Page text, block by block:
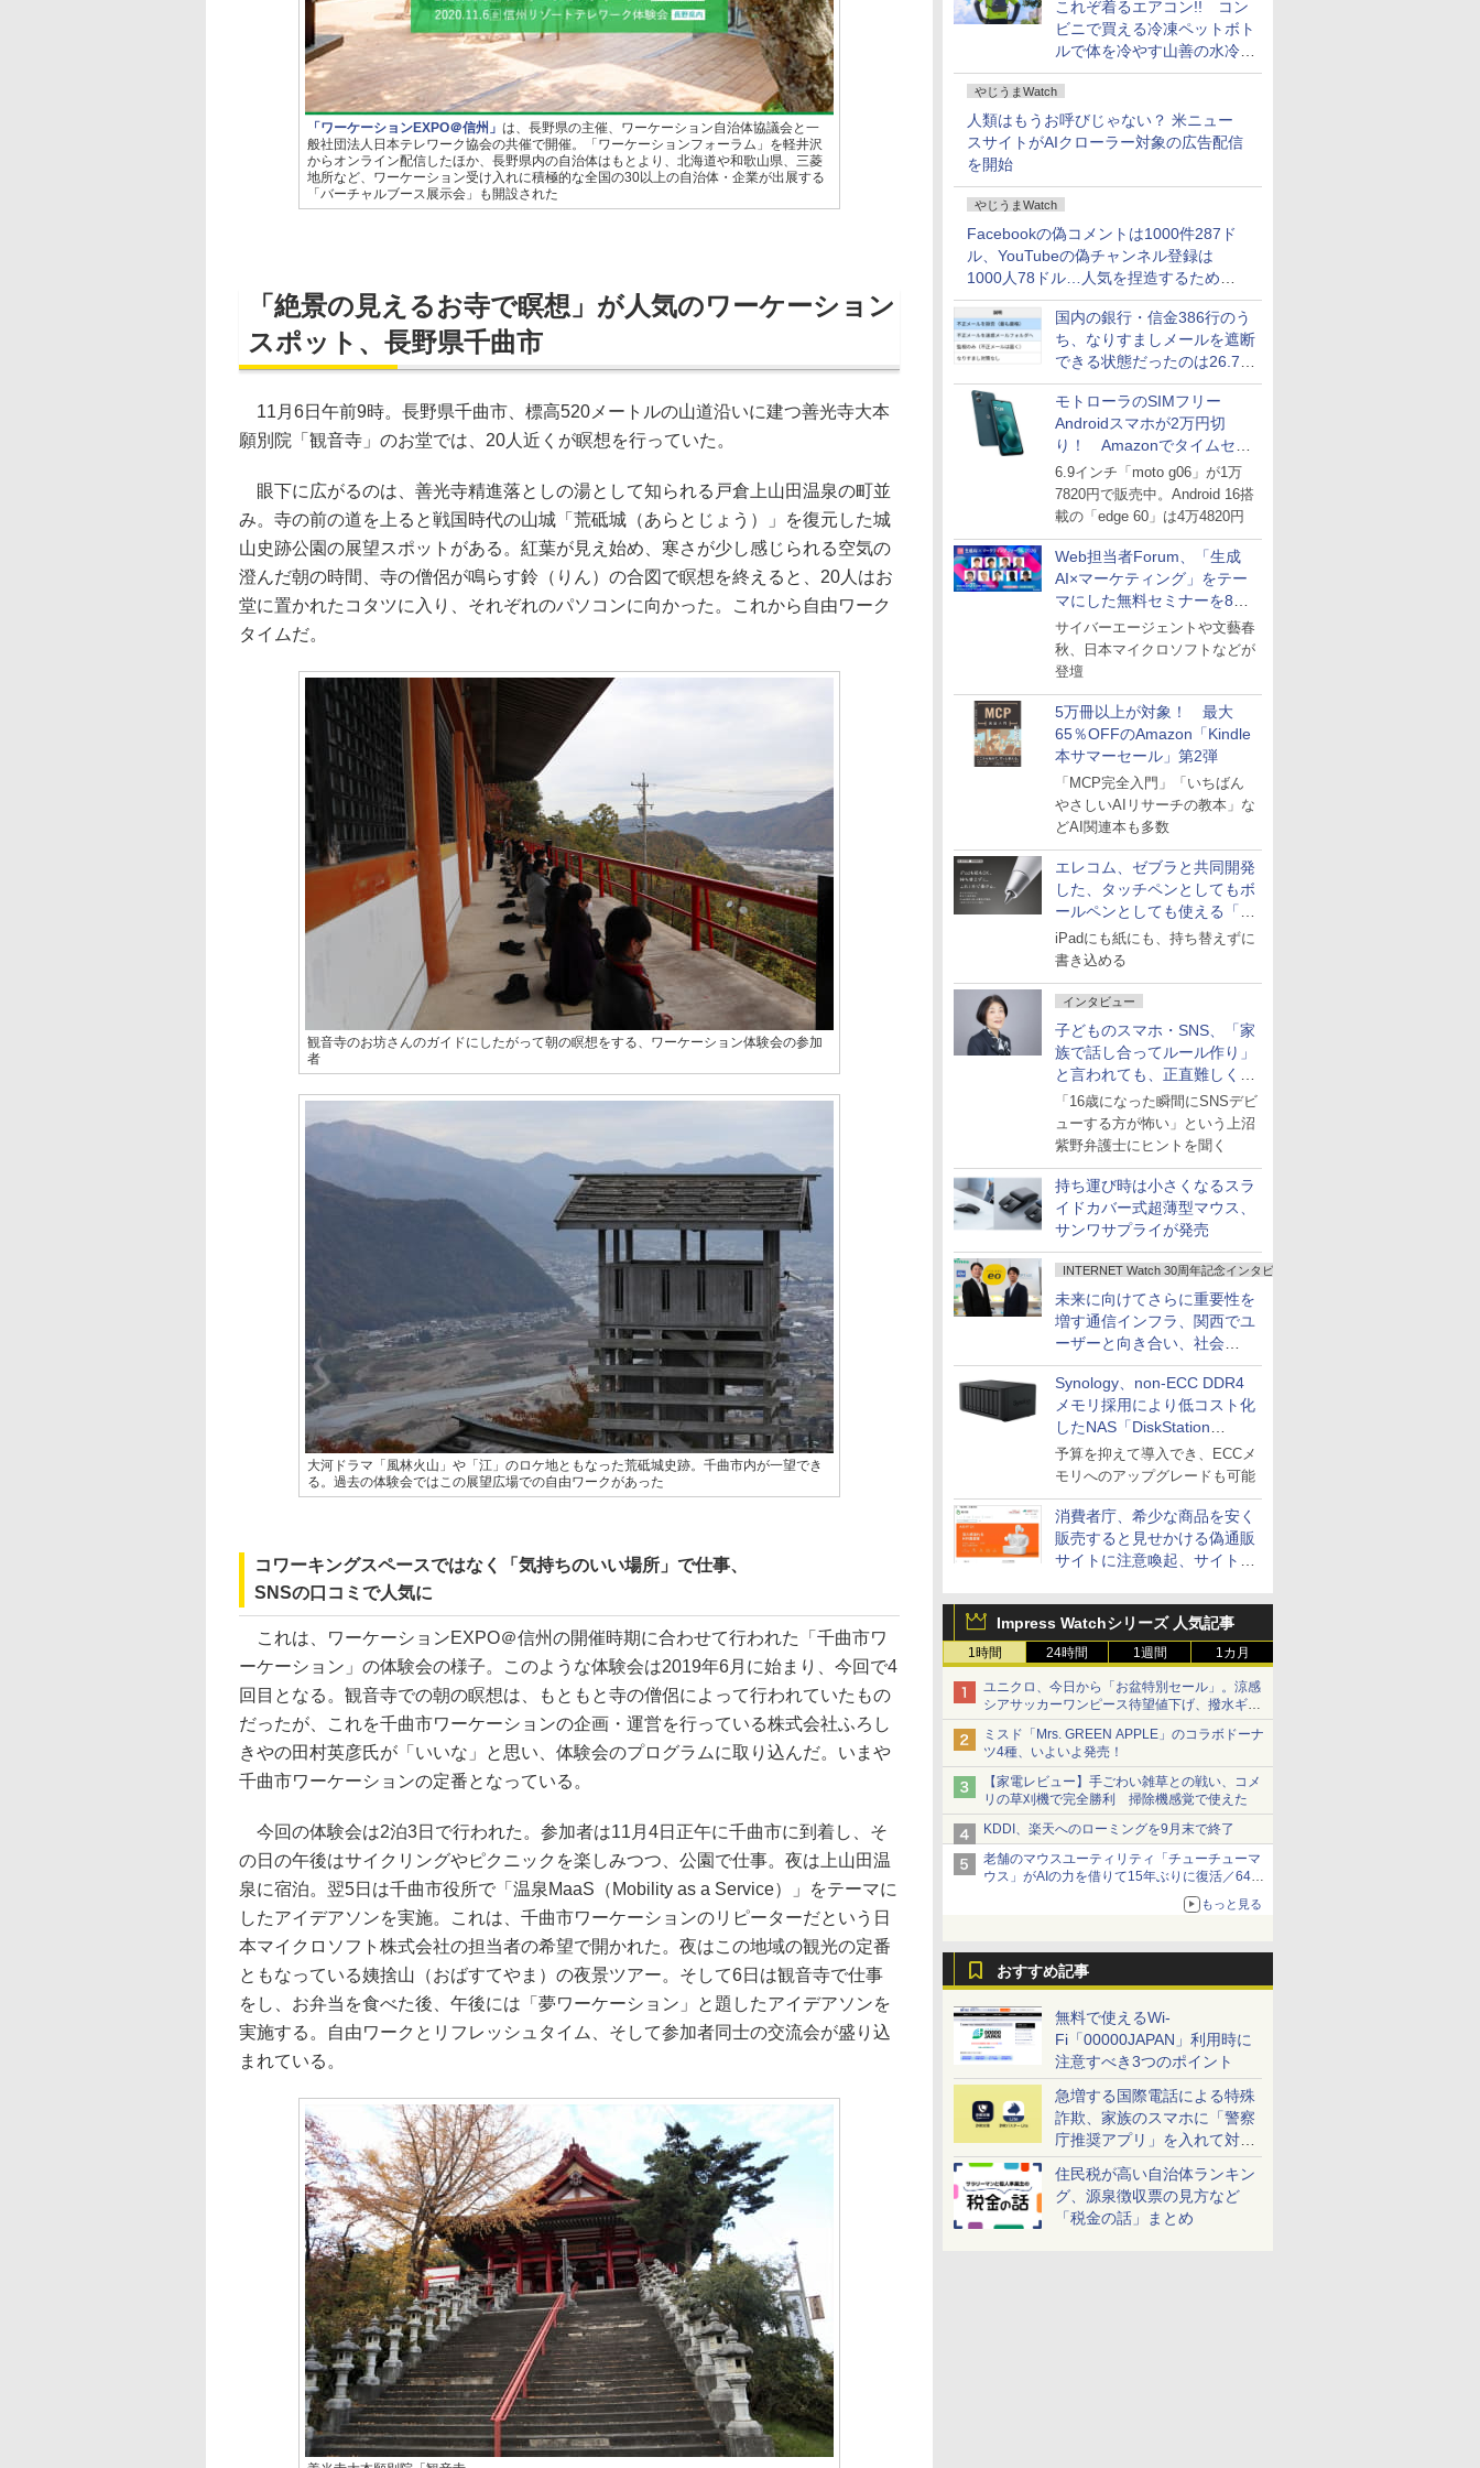
これぞ着るエアコン!! コン
ビニで買える冷凍ペットボト
ルで体を冷やす山善の水冷ベ
ストがロードバイクにちょう
どいい【ぼっち・ざ・ろー
ど！その14】
やじうまWatch
人類はもうお呼びじゃない？ 米ニュー
スサイトがAIクローラー対象の広告配信
を開始
やじうまWatch
Facebookの偽コメントは1000件287ド
ル、YouTubeの偽チャンネル登録は
1000人78ドル…人気を捏造するための
価格リストが公開中
国内の銀行・信金386行のう
ち、なりすましメールを遮断
できる状態だったのは26.7％
にとどまる～GMOブランド
セキュリティ調査
モトローラのSIMフリー
Androidスマホが2万円切
り！ Amazonでタイムセー
ル
6.9インチ「moto g06」が1万
7820円で販売中。Android 16搭
載の「edge 60」は4万4820円
Web担当者Forum、「生成
AI×マーケティング」をテー
マにした無料セミナーを8月
27日にオンライン開催
サイバーエージェントや文藝春
秋、日本マイクロソフトなどが
登壇
5万冊以上が対象！ 最大
65％OFFのAmazon「Kindle
本サマーセール」第2弾
「MCP完全入門」「いちばん
やさしいAIリサーチの教本」な
どAI関連本も多数
エレコム、ゼブラと共同開発
した、タッチペンとしてもボ
ールペンとしても使える「ス
タイラスツーウェイ」発売
iPadにも紙にも、持ち替えずに
書き込める
インタビュー
子どものスマホ・SNS、「家
族で話し合ってルール作り」
と言われても、正直難しくな
いですか？
「16歳になった瞬間にSNSデビ
ューする方が怖い」という上沼
紫野弁護士にヒントを聞く
持ち運び時は小さくなるスラ
イドカバー式超薄型マウス、
サンワサプライが発売
INTERNET Watch 30周年記念インタビュー
未来に向けてさらに重要性を
増す通信インフラ、関西でユ
ーザーと向き合い、社会
の“あたらしい”を起動し続け
る～オプテージ
Synology、non-ECC DDR4
メモリ採用により低コスト化
したNAS「DiskStation
neo+」シリーズ
予算を抑えて導入でき、ECCメ
モリへのアップグレードも可能
消費者庁、希少な商品を安く
販売すると見せかける偽通販
サイトに注意喚起、サイト名
Impress Watchシリーズ 人気記事
1時間 24時間 1週間 1カ月
ユニクロ、今日から「お盆特別セール」。涼感
シアサッカーワンピース待望値下げ、撥水ギア
ショーツは1990円に
ミスド「Mrs. GREEN APPLE」のコラボドーナ
ツ4種、いよいよ発売！
【家電レビュー】手ごわい雑草との戦い、コメ
リの草刈機で完全勝利 掃除機感覚で使えた
KDDI、楽天へのローミングを9月末で終了
老舗のマウスユーティリティ「チューチューマ
ウス」がAIの力を借りて15年ぶりに復活／64bit
化、Windows 10/11、「Chrome」も走り回
る。復活記念で2026年末まで500円
もっと見る
おすすめ記事
無料で使えるWi-
Fi「00000JAPAN」利用時に
注意すべき3つのポイント
急増する国際電話による特殊
詐欺、家族のスマホに「警察
庁推奨アプリ」を入れて対策
しよう！
住民税が高い自治体ランキン
グ、源泉徴収票の見方など
「税金の話」まとめ
「ワーケーションEXPO＠信州」 は、長野県の主催、ワーケーション自治体協議会と一
般社団法人日本テレワーク協会の共催で開催。「ワーケーションフォーラム」を軽井沢
からオンライン配信したほか、長野県内の自治体はもとより、北海道や和歌山県、三菱
地所など、ワーケーション受け入れに積極的な全国の30以上の自治体・企業が出展する
「バーチャルブース展示会」も開設された
「絶景の見えるお寺で瞑想」が人気のワーケーション
スポット、長野県千曲市
11月6日午前9時。長野県千曲市、標高520メートルの山道沿いに建つ善光寺大本
願別院「観音寺」のお堂では、20人近くが瞑想を行っていた。
眼下に広がるのは、善光寺精進落としの湯として知られる戸倉上山田温泉の町並
み。寺の前の道を上ると戦国時代の山城「荒砥城（あらとじょう）」を復元した城
山史跡公園の展望スポットがある。紅葉が見え始め、寒さが少し感じられる空気の
澄んだ朝の時間、寺の僧侶が鳴らす鈴（りん）の合図で瞑想を終えると、20人はお
堂に置かれたコタツに入り、それぞれのパソコンに向かった。これから自由ワーク
タイムだ。
観音寺のお坊さんのガイドにしたがって朝の瞑想をする、ワーケーション体験会の参加
者
大河ドラマ「風林火山」や「江」のロケ地ともなった荒砥城史跡。千曲市内が一望でき
る。過去の体験会ではこの展望広場での自由ワークがあった
コワーキングスペースではなく「気持ちのいい場所」で仕事、
SNSの口コミで人気に
これは、ワーケーションEXPO＠信州の開催時期に合わせて行われた「千曲市ワ
ーケーション」の体験会の様子。このような体験会は2019年6月に始まり、今回で4
回目となる。観音寺での朝の瞑想は、もともと寺の僧侶によって行われていたもの
だったが、これを千曲市ワーケーションの企画・運営を行っている株式会社ふろし
きやの田村英彦氏が「いいな」と思い、体験会のプログラムに取り込んだ。いまや
千曲市ワーケーションの定番となっている。
今回の体験会は2泊3日で行われた。参加者は11月4日正午に千曲市に到着し、そ
の日の午後はサイクリングやピクニックを楽しみつつ、公園で仕事。夜は上山田温
泉に宿泊。翌5日は千曲市役所で「温泉MaaS（Mobility as a Service）」をテーマに
したアイデアソンを実施。これは、千曲市ワーケーションのリピーターだという日
本マイクロソフト株式会社の担当者の希望で開かれた。夜はこの地域の観光の定番
ともなっている姨捨山（おばすてやま）の夜景ツアー。そして6日は観音寺で仕事
をし、お弁当を食べた後、午後には「夢ワーケーション」と題したアイデアソンを
実施する。自由ワークとリフレッシュタイム、そして参加者同士の交流会が盛り込
まれている。